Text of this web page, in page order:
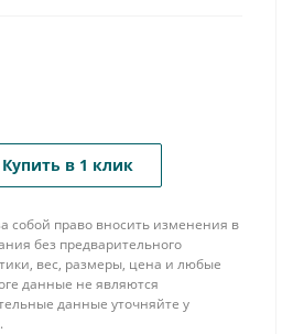
Купить в 1 клик
собой право вносить изменения в
без предварительного
вес, размеры, цена и любые
данные не являются
данные уточняйте у